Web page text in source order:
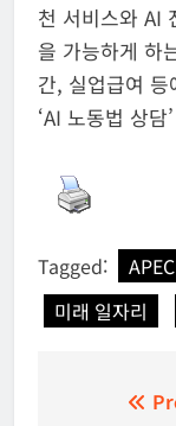
천 서비스와 AI
을 가능하게 하
간, 실업급여
‘AI 노동법 상
Tagged:
미래 일자리